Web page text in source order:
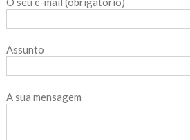
Assunto
A sua mensagem